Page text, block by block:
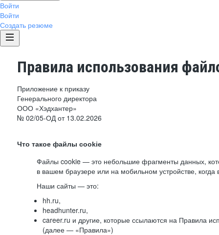
Войти
Войти
Создать резюме
Правила использования
Приложение к приказу
Генерального директора
ООО «Хэдхантер»
№ 02/05-ОД от 13.02.2026
Что такое файлы cookie
Файлы cookie — это небольшие фрагменты данных,
в вашем браузере или на мобильном устройстве,
Наши сайты — это:
hh.ru,
headhunter.ru,
career.ru и другие, которые ссылаются на Правила
(далее — «Правила»)